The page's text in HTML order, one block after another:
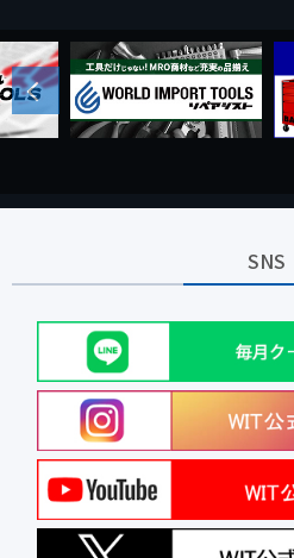
Previous
SNS